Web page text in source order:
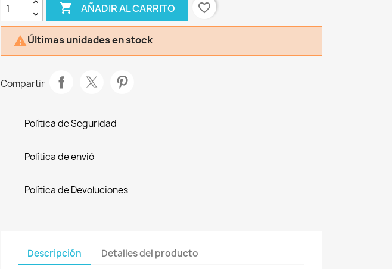
 AÑADIR AL CARRITO favorite_border
Últimas unidades en stock
Compartir
Política de Seguridad
Política de envió
Política de Devoluciones
Descripción Detalles del producto